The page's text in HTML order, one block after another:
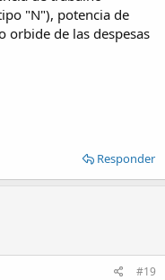
"N"), potencia de
orbide de las despesas
Responder
#19